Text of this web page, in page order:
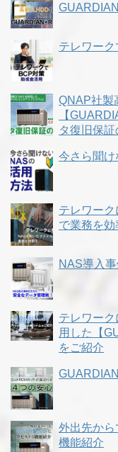
テレワー
QNAP社製
【
タ復旧保証
今さら聞
テレワー
で業務を効
NAS導入
テレワー
用した【
をご紹介
外出先か
機能紹介